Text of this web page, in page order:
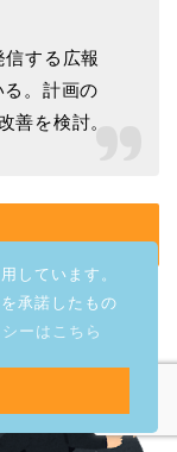
する広報
。計画の
善を検討。
しています。
承諾したもの
ーはこちら